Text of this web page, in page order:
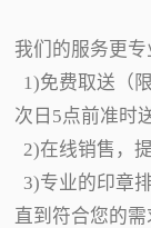
我们的服务更专
1)免费取送（
次日5点前准时
2)在线销售，
3)专业的印章
直到符合您的需